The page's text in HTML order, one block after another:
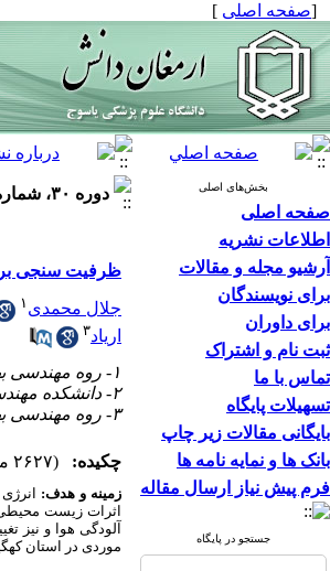
[صفحه اصلی ]
بخش‌های اصلی
صفحه اصلی
اطلاعات نشریه
آرشیو مجله و مقالات
برای نویسندگان
برای داوران
ثبت نام و اشتراک
تماس با ما
تسهیلات پایگاه
بایگانی مقالات زیر چاپ
بانک ها و نمایه نامه ها
فرم پیش نیاز ارسال مقاله
جستجو در پایگاه
دوره ۳۰، شماره ۴ - ( ۶-۱۴۰۴ )
ظرفیت سنجی برق
جلال محمدی ۱
اریاد۳
۱- روه مهندسی بهداشت محیط و حرفه ای دانشگاه علوم پزشکی یاسوج. یاسوج، ایران
۲- دانشکده مهندسی انرژی و منابع پایدار، دانشکده علوم و فناوری نوین، دانشگاه تهران، ایران
۳- روه مهندسی بهداشت محیط و حرفه ای دانشگاه علوم پزشکی یاسوج. یاسوج، ایران ،
چکیده: (۲۶۲۷ مشاهده)
زمینه و هدف:
اثرات زیست محیطی
آلودگی هوا و نیز
موردی در استان